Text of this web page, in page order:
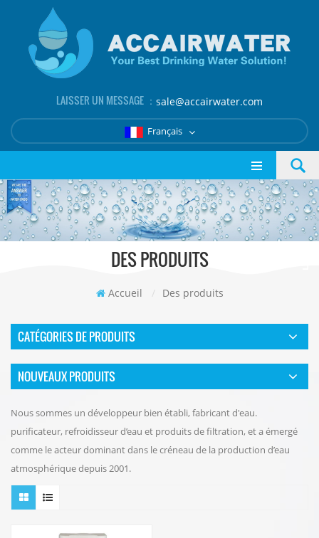
LAISSER UN MESSAGE ： sale@accairwater.com
Français
DES PRODUITS
Accueil / Des produits
CATÉGORIES DE PRODUITS
NOUVEAUX PRODUITS
Nous sommes un développeur bien établi, fabricant d'eau.
purificateur, refroidisseur d’eau et produits de filtration, et a émergé
comme le acteur dominant dans le créneau de la production d’eau
atmosphérique depuis 2001.